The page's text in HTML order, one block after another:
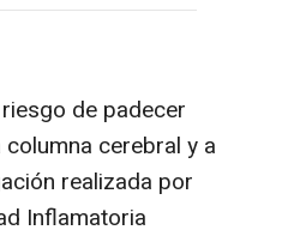
de padecer
cerebral y a
realizada por
Inflamatoria